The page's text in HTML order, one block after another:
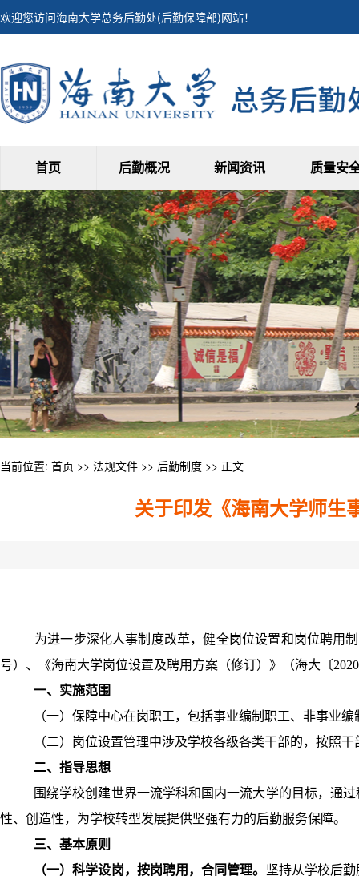
欢迎您访问海南大学总务后勤处(后勤保障部)网站！
首页 后勤概况 新闻资讯 质量安
当前位置: 首页 >> 法规文件 >> 后勤制度 >> 正文
关于印发《海南大学师生
为进一步深化人事制度改革，健全岗位设置和岗位聘用
号）、《海南大学岗位设置及聘用方案（修订）》（海大〔2020
一、实施范围
（一）保障中心在岗职工，包括事业编制职工、非事业
（二）岗位设置管理中涉及学校各级各类干部的，按照
二、指导思想
围绕学校创建世界一流学科和国内一流大学的目标，通
性、创造性，为学校转型发展提供坚强有力的后勤服务保障。
三、 基本原则
（一）科学设岗，按岗聘用，合同管理。 坚持从学校后